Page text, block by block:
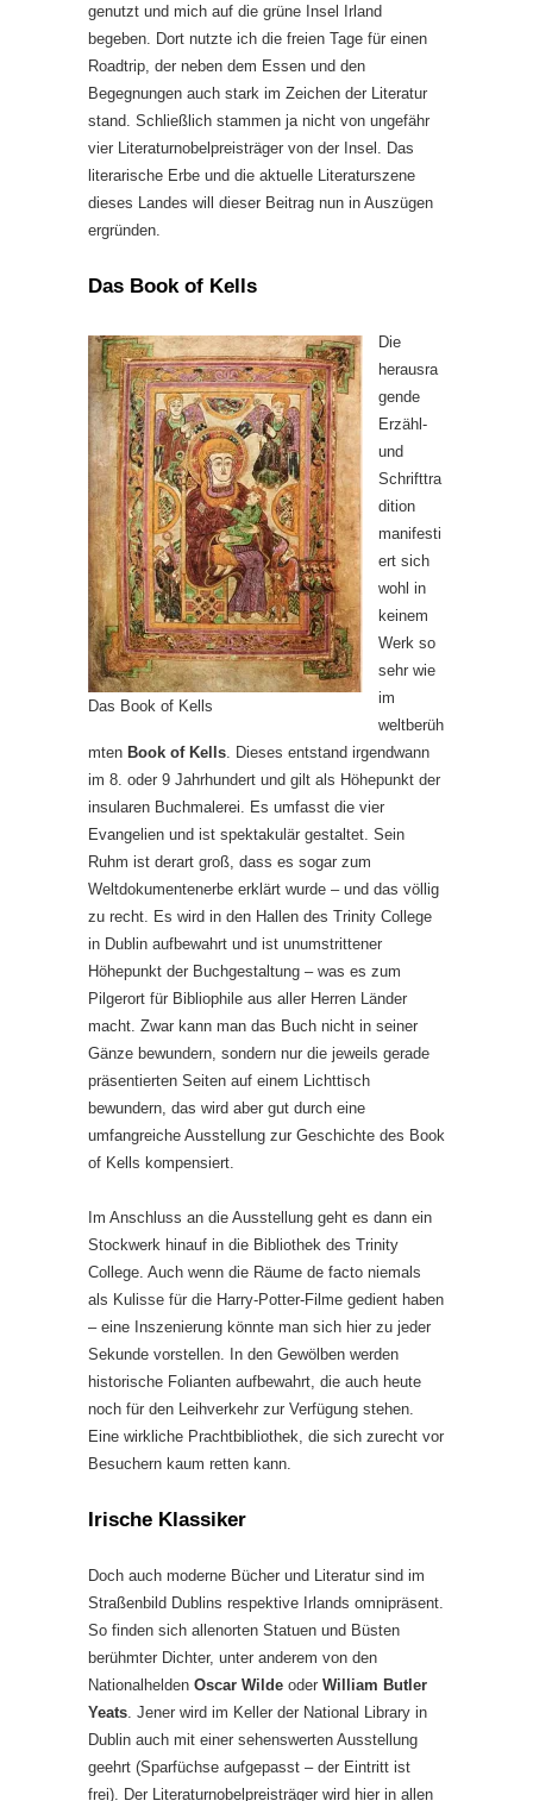
genutzt und mich auf die grüne Insel Irland
begeben. Dort nutzte ich die freien Tage für einen
Roadtrip, der neben dem Essen und den
Begegnungen auch stark im Zeichen der Literatur
stand. Schließlich stammen ja nicht von ungefähr
vier Literaturnobelpreisträger von der Insel. Das
literarische Erbe und die aktuelle Literaturszene
dieses Landes will dieser Beitrag nun in Auszügen
ergründen.
Das Book of Kells
Das Book of Kells
Die
herausra
gende
Erzähl-
und
Schrifttra
dition
manifesti
ert sich
wohl in
keinem
Werk so
sehr wie
im
weltberüh
mten Book of Kells . Dieses entstand irgendwann
im 8. oder 9 Jahrhundert und gilt als Höhepunkt der
insularen Buchmalerei. Es umfasst die vier
Evangelien und ist spektakulär gestaltet. Sein
Ruhm ist derart groß, dass es sogar zum
Weltdokumentenerbe erklärt wurde – und das völlig
zu recht. Es wird in den Hallen des Trinity College
in Dublin aufbewahrt und ist unumstrittener
Höhepunkt der Buchgestaltung – was es zum
Pilgerort für Bibliophile aus aller Herren Länder
macht. Zwar kann man das Buch nicht in seiner
Gänze bewundern, sondern nur die jeweils gerade
präsentierten Seiten auf einem Lichttisch
bewundern, das wird aber gut durch eine
umfangreiche Ausstellung zur Geschichte des Book
of Kells kompensiert.
Im Anschluss an die Ausstellung geht es dann ein
Stockwerk hinauf in die Bibliothek des Trinity
College. Auch wenn die Räume de facto niemals
als Kulisse für die Harry-Potter-Filme gedient haben
– eine Inszenierung könnte man sich hier zu jeder
Sekunde vorstellen. In den Gewölben werden
historische Folianten aufbewahrt, die auch heute
noch für den Leihverkehr zur Verfügung stehen.
Eine wirkliche Prachtbibliothek, die sich zurecht vor
Besuchern kaum retten kann.
Irische Klassiker
Doch auch moderne Bücher und Literatur sind im
Straßenbild Dublins respektive Irlands omnipräsent.
So finden sich allenorten Statuen und Büsten
berühmter Dichter, unter anderem von den
Nationalhelden Oscar Wilde oder William Butler
Yeats . Jener wird im Keller der National Library in
Dublin auch mit einer sehenswerten Ausstellung
geehrt (Sparfüchse aufgepasst – der Eintritt ist
frei). Der Literaturnobelpreisträger wird hier in allen